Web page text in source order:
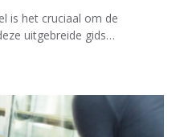
is het cruciaal om de
uitgebreide gids…